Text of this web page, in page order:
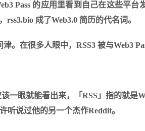
Pass 的应用里看到自己在这些平台
成了Web3.0 简历的代名词。
。在很多人眼中，RSS3 被与Web3
一眼就能看出来，「RSS」指的就是
听说过他的另一个杰作Reddit。